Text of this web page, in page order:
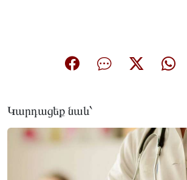
Կարդացեք նաև՝